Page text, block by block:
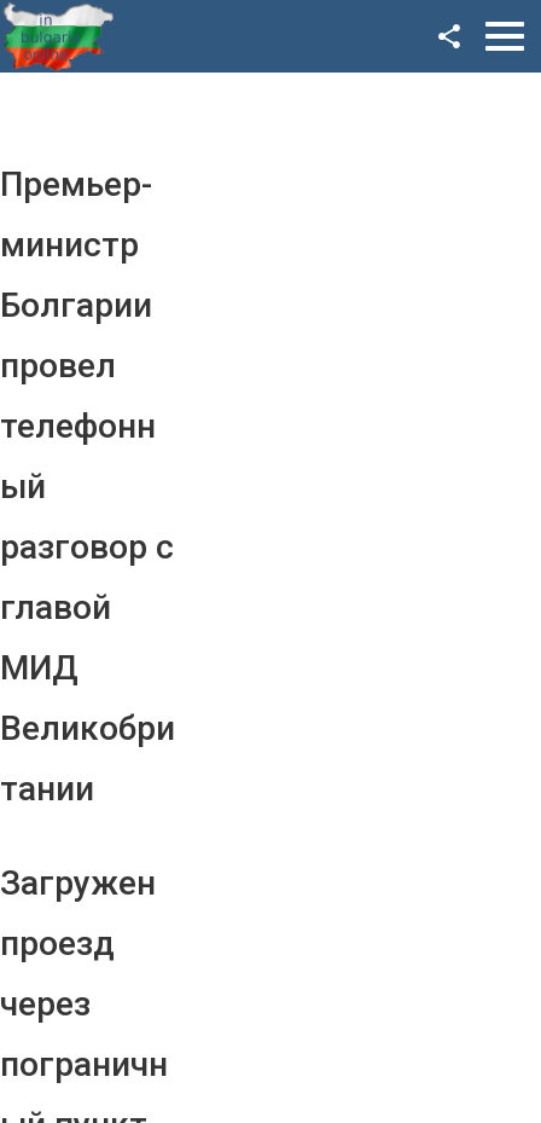
Премьер-
министр
Болгарии
провел
телефонн
ый
разговор с
главой
МИД
Великобри
тании
Загружен
проезд
через
пограничн